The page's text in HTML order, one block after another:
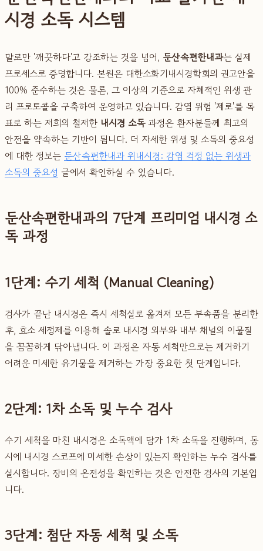
시경 소독 시스템
말로만 '깨끗하다'고 강조하는 것을 넘어, 둔산속편한내과는 실제
프로세스로 증명합니다. 본원은 대한소화기내시경학회의 권고안을
100% 준수하는 것은 물론, 그 이상의 기준으로 자체적인 위생 관
리 프로토콜을 구축하여 운영하고 있습니다. 감염 위험 '제로'를 목
표로 하는 저희의 철저한 내시경 소독과정은 환자분들께 최고의
안전을 약속하는 기반이 됩니다. 더 자세한 위생 및 소독의 중요성
에 대한 정보는 둔산속편한내과 위내시경: 감염 걱정 없는 위생과
소독의 중요성 글에서 확인하실 수 있습니다.
둔산속편한내과의 7단계 프리미엄 내시경 소
독 과정
1단계: 수기 세척 (Manual Cleaning)
검사가 끝난 내시경은 즉시 세척실로 옮겨져 모든 부속품을 분리한
후, 효소 세정제를 이용해 솔로 내시경 외부와 내부 채널의 이물질
을 꼼꼼하게 닦아냅니다. 이 과정은 자동 세척만으로는 제거하기
어려운 미세한 유기물을 제거하는 가장 중요한 첫 단계입니다.
2단계: 1차 소독 및 누수 검사
수기 세척을 마친 내시경은 소독액에 담가 1차 소독을 진행하며, 동
시에 내시경 스코프에 미세한 손상이 있는지 확인하는 누수 검사를
실시합니다. 장비의 온전성을 확인하는 것은 안전한 검사의 기본입
니다.
3단계: 첨단 자동 세척 및 소독